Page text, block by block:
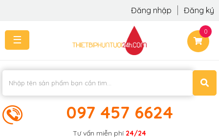
Đăng nhập Đăng ký
097 457 6624
Tư vấn miễn phí 24/24
0
-
LẮP
☰